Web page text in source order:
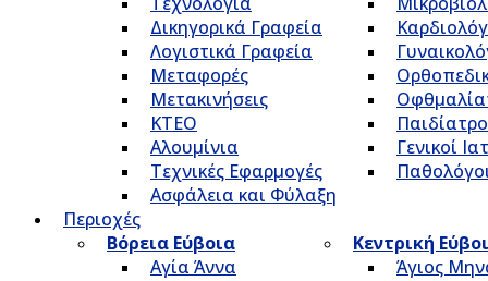
Δικηγορικά Γραφεία
Λογιστικά Γραφεία
Μεταφορές
Μετακινήσεις
ΚΤΕΟ
Αλουμίνια
Τεχνικές Εφαρμογές
Ασφάλεια και Φύλαξη
Γενικοί
Περιοχές
Βόρεια Εύβοια
Αγία Άννα
Κεντρική
Άγιος